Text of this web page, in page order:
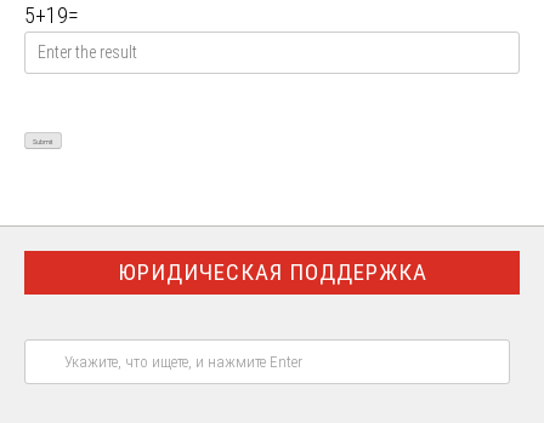
5+19=
ЮРИДИЧЕСКАЯ ПОДДЕРЖКА